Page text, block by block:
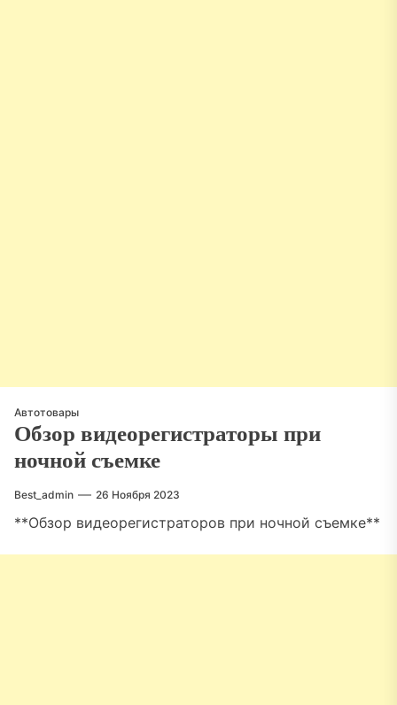
Автотовары
Обзор видеорегистраторы при
ночной съемке
Best_admin 26 Ноября 2023
**Обзор видеорегистраторов при ночной съемке**